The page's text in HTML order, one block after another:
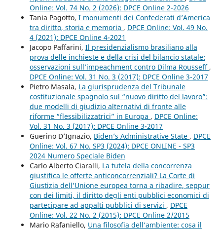
Online: Vol. 74 No. 2 (2026): DPCE Online 2-2026
Tania Pagotto, I monumenti dei Confederati d’America
tra diritto, storia e memoria , DPCE Online: Vol. 49 No.
4 (2021): DPCE Online 4-2021
Jacopo Paffarini, Il presidenzialismo brasiliano alla
prova delle inchieste e della crisi del bilancio statale:
osservazioni sull’impeachment contro Dilma Rousseff ,
DPCE Online: Vol. 31 No. 3 (2017): DPCE Online 3-2017
Pietro Masala, La giurisprudenza del Tribunale
costituzionale spagnolo sul “nuovo diritto del lavoro”:
due modelli di giudizio alternativi di fronte alle
riforme “flessibilizzatrici” in Europa , DPCE Online:
Vol. 31 No. 3 (2017): DPCE Online 3-2017
Guerino D’Ignazio, Biden’s Administrative State , DPCE
Online: Vol. 67 No. SP3 (2024): DPCE ONLINE - SP3
2024 Numero Speciale Biden
Carlo Alberto Ciaralli, La tutela della concorrenza
giustifica le offerte anticoncorrenziali? La Corte di
Giustizia dell’Unione europea torna a ribadire, seppur
con dei limiti, il diritto degli enti pubblici economici di
partecipare ad appalti pubblici di servizi , DPCE
Online: Vol. 22 No. 2 (2015): DPCE Online 2/2015
Mario Rafaniello, Una filosofia dell’ambiente: cosa il